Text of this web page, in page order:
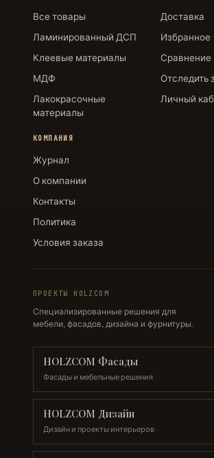
Все товары
Ламинированный ДСП
Клеевые материалы
МДФ
Лакокрасочные
материалы
Доставка
Избранное
Сравнение
Отследить
Личный
КОМПАНИЯ
Журнал
О компании
Контакты
Политика
Условия заказа
ПРОЕКТЫ HOLZCOM
Специализированные решения для
мебели, фасадов, дизайна и фурнитуры.
HOLZCOM Фасады
Фасады и мебельные решения
HOLZCOM Дизайн
Дизайн и проекты интерьеров